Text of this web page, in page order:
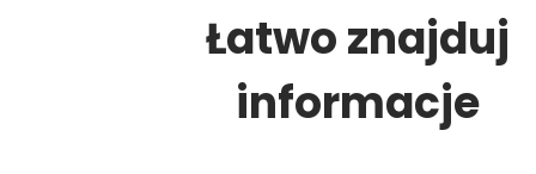
Łatwo znajduj
informacje